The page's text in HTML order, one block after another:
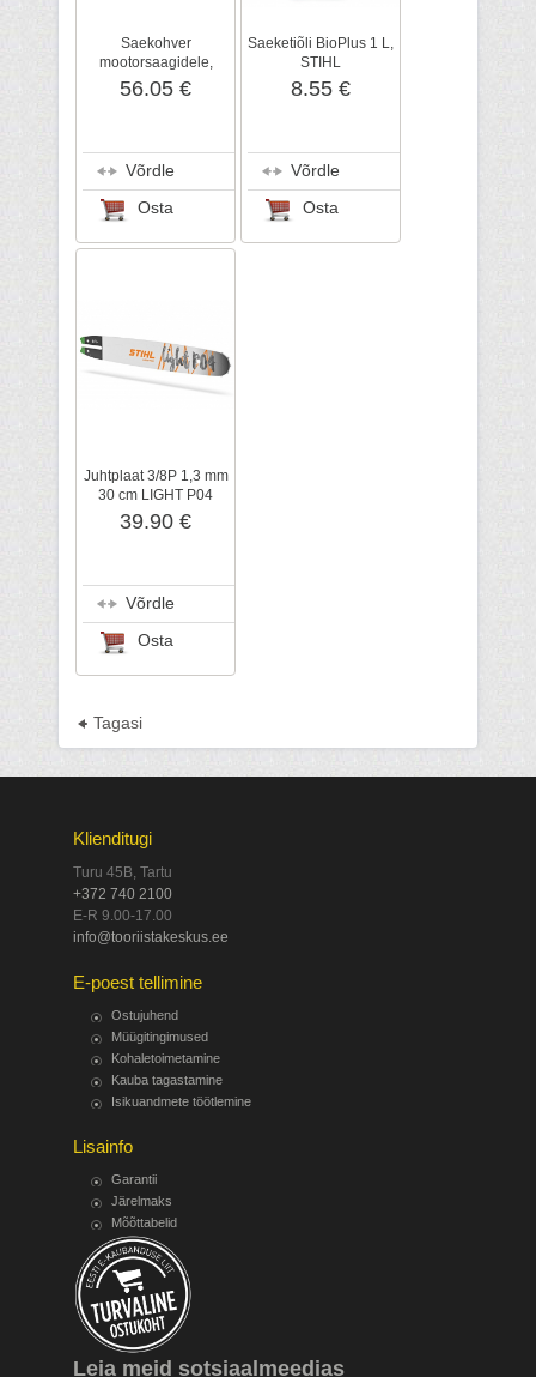
Saekohver
mootorsaagidele,
plastik, STIHL
56.05 €
Võrdle
Osta
Saeketiõli BioPlus 1 L,
STIHL
8.55 €
Võrdle
Osta
Juhtplaat 3/8P 1,3 mm
30 cm LIGHT P04
(3005), STIHL
39.90 €
Võrdle
Osta
Tagasi
Klienditugi
Turu 45B, Tartu
+372 740 2100
E-R 9.00-17.00
info@tooriistakeskus.ee
E-poest tellimine
Ostujuhend
Müügitingimused
Kohaletoimetamine
Kauba tagastamine
Isikuandmete töötlemine
Lisainfo
Garantii
Järelmaks
Mõõttabelid
Leia meid sotsiaalmeedias